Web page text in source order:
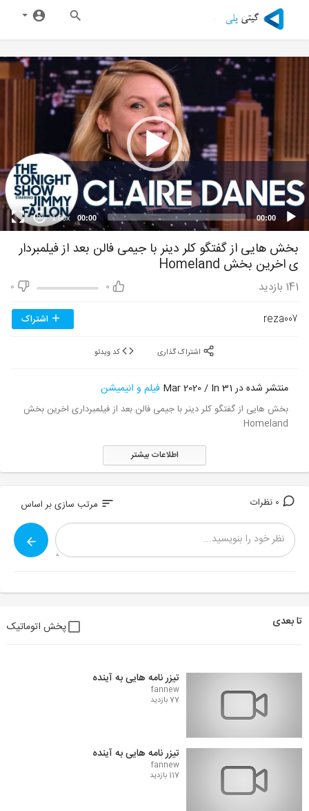
00:00
00:00
1.00x
20
بخش هایی از گفتگو کلر دینر با جیمی فالن بعد از فیلمبردار
ی اخرین بخش Homeland
0
0 141 بازدید
reza007 اشتراک
منتشر شده در 31 Mar 2020 / In فیلم و انیمیشن
بخش هایی از گفتگو کلر دینر با جیمی فالن بعد از فیلمبرداری اخرین بخش
Homeland
اطلاعات بیشتر
sort مرتب سازی بر اساس
تا بعدی پخش اتوماتیک
تیزر نامه هایی به آینده
fannew
77 بازدید
تیزر نامه هایی به آینده
fannew
117 بازدید